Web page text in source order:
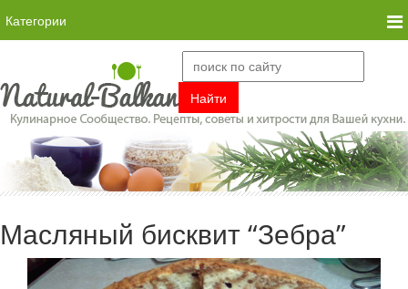
Категории
Масляный бисквит “Зебра”